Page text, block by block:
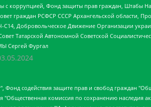
Фонд защиты прав граждан, Штабы
граждан РСФСР СССР Архангельской области,
Добровольческое Движение Организации
Татарской Автономной Советской
Сергей Фургал
"Фонд по борьбе с коррупцией", Автономная некоммерческая организация "Институт права и публичной политики", Баданин Роман Сергеевич, Гликин Максим Александрович, Железнова Мария Михайловна, Лукьянова Юлия Сергеевна, Маетная Елизавета Витальевна, Маняхин Петр Борисович, Чуракова Ольга Владимировна, Ярош Юлия Петровна, Юридическое лицо "The Insider SIA", зарегистрированное в Риге, Латвийская Республика (дата регистрации 26.06.2015), являющееся администратором доменного имени интернет-издания "The Insider SIA", https://theins.ru, Постернак Алексей Евгеньевич, Рубин Михаил Аркадьевич, Анин Роман Александрович, Юридическое лицо Istories fonds, зарегистрированное в Латвийской Республике (регистрационный номер 50008295751, дата регистрации 24.02.2020), Великовский Дмитрий Александрович, Долинина Ирина Николаевна, Мароховская Алеся Алексеевна, Шлейнов Роман Юрьевич, Шмагун Олеся Валентиновна, Общество с ограниченной ответственностью "Альтаир 2021", Общество с ограниченной ответственностью "Вега 2021", Общество с ограниченной ответственностью "Главный редактор 2021", Общество с ограниченной ответственностью "Ромашки монолит", Важенков Артем Валерьевич, Ивановская областная общественная организация "Центр гендерных исследований", Гурман Юрий Альбертович, Медиапроект "ОВД-Инфо", Егоров Владимир Владимирович, Жилинский Владимир Александрович, Общество с ограниченной ответственностью "ЗП", Иванова София Юрьевна, Карезина Инна Павловна, Кильтау Екатерина Викторовна, Петров Алексей Викторович, Пискунов Сергей Евгеньевич, Смирнов Сергей Сергеевич, Тихонов Михаил Сергеевич, Общество с ограниченной ответственностью "ЖУРНАЛИСТ-ИНОСТРАННЫЙ АГЕНТ", Арапова Галина Юрьевна, Вольтская Татьяна Анатольевна, Американская компания "Mason G.E.S. Anonymous Foundation" (США), являющаяся владельцем интернет-издания https://mnews.world/, Компания "Stichting Bellingcat", зарегистрированная в Нидерландах (дата регистрации 11.07.2018), Захаров Андрей Вячеславович, Клепиковская Екатерина Дмитриевна, Общество с ограниченной ответственностью "МЕМО", Перл Роман Александрович, Симонов Евгений Алексеевич, Соловьева Елена Анатольевна, Сотников Даниил Владимирович, Сурначева Елизавета